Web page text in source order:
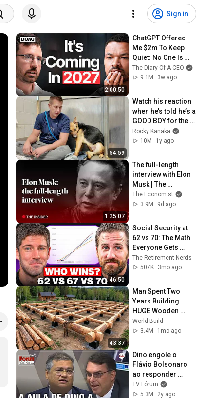
Sign in
2:00:50
ChatGPT Offered
Me $2m To Keep
Quiet: No One Is
Ready For What's
Coming!
The Diary Of A CEO
9.1M
3w ago
54:59
Watch his reaction
when he’s told he’s a
GOOD BOY for the
first time 🥹
Rocky Kanaka
10M
1y ago
1:25:07
The full-length
interview with Elon
Musk | The
Economist
The Economist
3.9M
9d ago
46:50
Social Security at
62 vs 70: The Math
Everyone Gets
Wrong
The Retirement Nerds
507K
3mo ago
43:37
Man Spent Two
Years Building
HUGE Wooden
House for his
Family | Start to
World Build
3.4M
1mo ago
Dino engole o
Flávio Bolsonaro
ao responder
sobre o Marco Civil
da Internet e
TV Fórum
5.3M
2y ago